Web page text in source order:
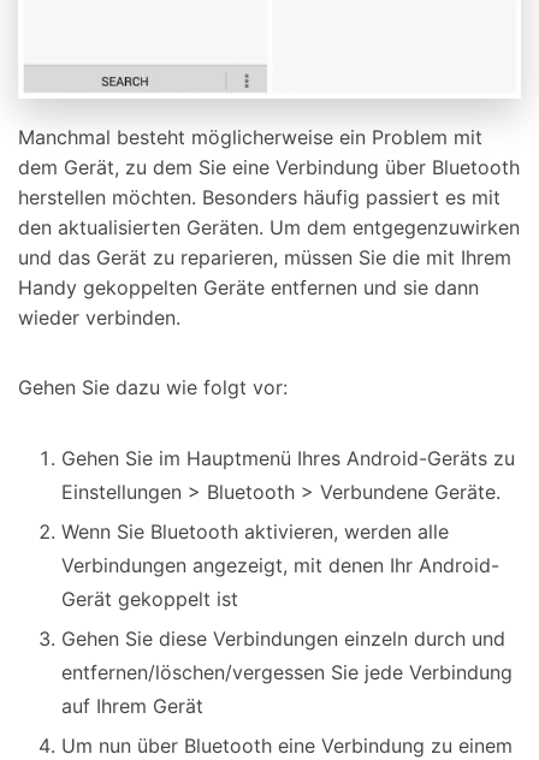
Manchmal besteht möglicherweise ein Problem mit
dem Gerät, zu dem Sie eine Verbindung über Bluetooth
herstellen möchten. Besonders häufig passiert es mit
den aktualisierten Geräten. Um dem entgegenzuwirken
und das Gerät zu reparieren, müssen Sie die mit Ihrem
Handy gekoppelten Geräte entfernen und sie dann
wieder verbinden.
Gehen Sie dazu wie folgt vor:
Gehen Sie im Hauptmenü Ihres Android-Geräts zu
Einstellungen > Bluetooth > Verbundene Geräte.
Wenn Sie Bluetooth aktivieren, werden alle
Verbindungen angezeigt, mit denen Ihr Android-
Gerät gekoppelt ist
Gehen Sie diese Verbindungen einzeln durch und
entfernen/löschen/vergessen Sie jede Verbindung
auf Ihrem Gerät
Um nun über Bluetooth eine Verbindung zu einem